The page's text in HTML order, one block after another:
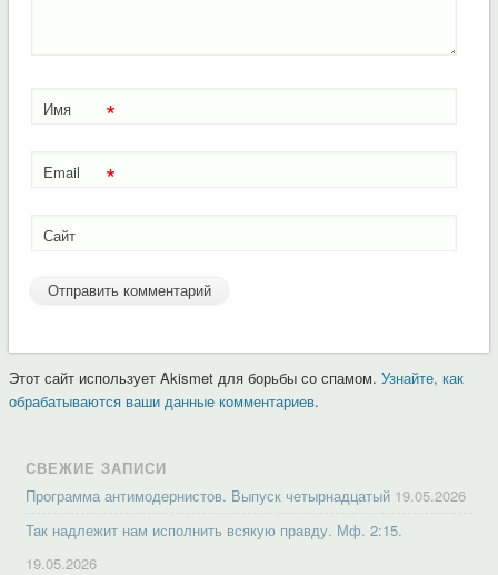
Имя *
Email *
Сайт
Этот сайт использует Akismet для борьбы со спамом. Узнайте, как
обрабатываются ваши данные комментариев.
СВЕЖИЕ ЗАПИСИ
Программа антимодернистов. Выпуск четырнадцатый 19.05.2026
Так надлежит нам исполнить всякую правду. Мф. 2:15.
19.05.2026